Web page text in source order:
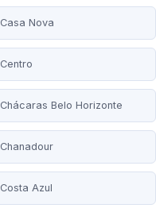
Casa Nova
Centro
Chácaras Belo Horizonte
Chanadour
Costa Azul